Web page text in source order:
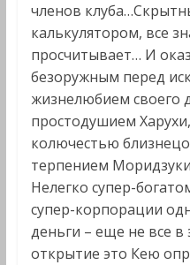
членов
калькулятором, все
просчитывает… И
безоружным перед
жизнелюбием своего
простодушием
колючестью
терпением
Нелегко супер-
супер-корпорации
деньги – еще не все
открытие это Кею